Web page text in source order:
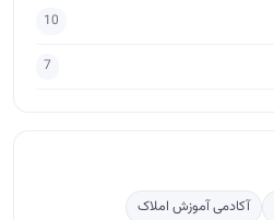
10
7
آکادمی آموزش املاک